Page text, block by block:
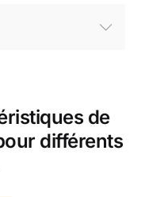
de
différents